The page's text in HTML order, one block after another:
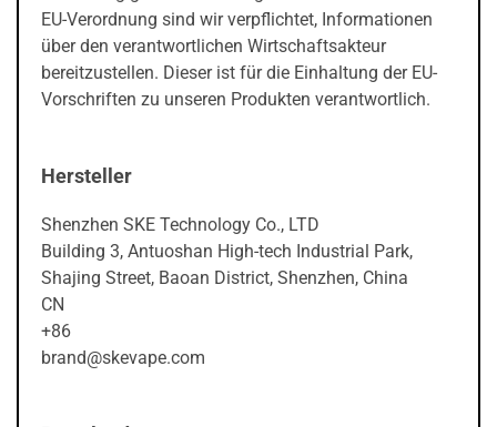
EU-Verordnung sind wir verpflichtet, Informationen
über den verantwortlichen Wirtschaftsakteur
bereitzustellen. Dieser ist für die Einhaltung der EU-
Vorschriften zu unseren Produkten verantwortlich.
Hersteller
Shenzhen SKE Technology Co., LTD
Building 3, Antuoshan High-tech Industrial Park,
Shajing Street, Baoan District, Shenzhen, China
CN
+86
brand@skevape.com